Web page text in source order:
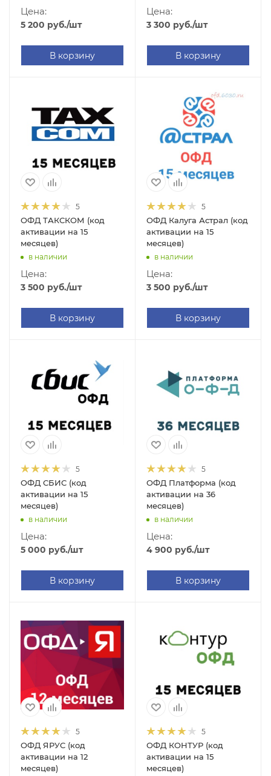
Цена:
5 200 руб./шт
В корзину
Цена:
3 300 руб./шт
В корзину
5
ОФД ТАКСКОМ (код
активации на 15
месяцев)
в наличии
Цена:
3 500 руб./шт
В корзину
5
ОФД Калуга Астрал (код
активации на 15
месяцев)
в наличии
Цена:
3 500 руб./шт
В корзину
5
ОФД СБИС (код
активации на 15
месяцев)
в наличии
Цена:
5 000 руб./шт
В корзину
5
ОФД Платформа (код
активации на 36
месяцев)
в наличии
Цена:
4 900 руб./шт
В корзину
5
ОФД ЯРУС (код
активации на 12
месяцев)
5
ОФД КОНТУР (код
активации на 15
месяцев)